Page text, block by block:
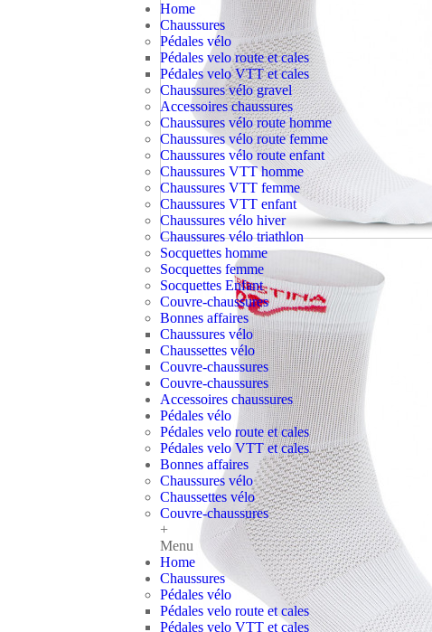
Home
Chaussures
Pédales vélo
Pédales velo route et cales
Pédales velo VTT et cales
Chaussures vélo gravel
Accessoires chaussures
Chaussures vélo route homme
Chaussures vélo route femme
Chaussures vélo route enfant
Chaussures VTT homme
Chaussures VTT femme
Chaussures VTT enfant
Chaussures vélo hiver
Chaussures vélo triathlon
Socquettes homme
Socquettes femme
Socquettes Enfant
Couvre-chaussures
Bonnes affaires
Chaussures vélo
Chaussettes vélo
Couvre-chaussures
Couvre-chaussures
Accessoires chaussures
Pédales vélo
Pédales velo route et cales
Pédales velo VTT et cales
Bonnes affaires
Chaussures vélo
Chaussettes vélo
Couvre-chaussures
+
Menu
Home
Chaussures
Pédales vélo
Pédales velo route et cales
Pédales velo VTT et cales